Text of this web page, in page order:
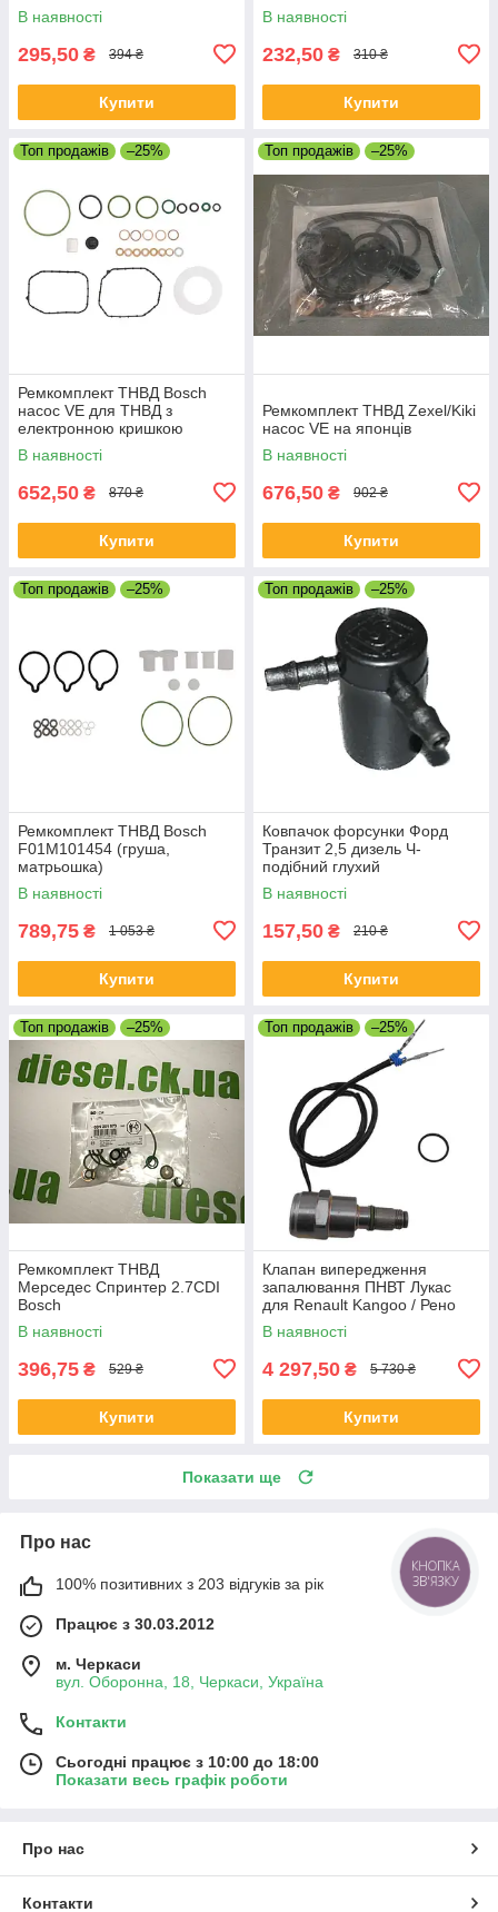
В наявності
295,50 ₴ 394 ₴
Купити
В наявності
232,50 ₴ 310 ₴
Купити
Топ продажів –25%
Ремкомплект ТНВД Bosch
насос VE для ТНВД з
електронною кришкою
В наявності
652,50 ₴ 870 ₴
Купити
Топ продажів –25%
Ремкомплект ТНВД Zexel/Kiki
насос VE на японців
В наявності
676,50 ₴ 902 ₴
Купити
Топ продажів –25%
Ремкомплект ТНВД Bosch
F01M101454 (груша,
матрьошка)
В наявності
789,75 ₴ 1 053 ₴
Купити
Топ продажів –25%
Ковпачок форсунки Форд
Транзит 2,5 дизель Ч-
подібний глухий
В наявності
157,50 ₴ 210 ₴
Купити
Топ продажів –25%
Ремкомплект ТНВД
Мерседес Спринтер 2.7CDI
Bosch
В наявності
396,75 ₴ 529 ₴
Купити
Топ продажів –25%
Клапан випередження
запалювання ПНВТ Лукас
для Renault Kangoo / Рено
Кенго 1.9D 1996-
В наявності
4 297,50 ₴ 5 730 ₴
Купити
Показати ще
Про нас
100% позитивних з 203 відгуків за рік
Працює з 30.03.2012
м. Черкаси
вул. Оборонна, 18, Черкаси, Україна
Контакти
Сьогодні працює з 10:00 до 18:00
Показати весь графік роботи
Про нас
Контакти
КНОПКА
ЗВ'ЯЗКУ